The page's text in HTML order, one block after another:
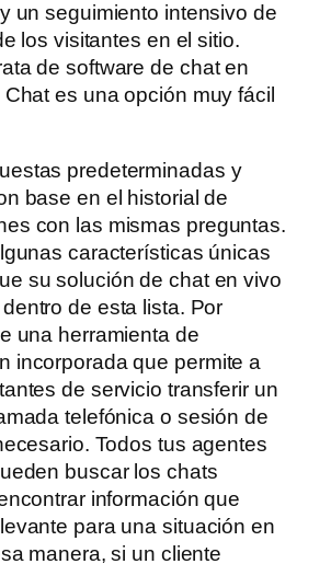
un seguimiento intensivo de
los visitantes en el sitio.
de software de chat en
es una opción muy fácil
predeterminadas y
base en el historial de
con las mismas preguntas.
características únicas
su solución de chat en vivo
de esta lista. Por
una herramienta de
incorporada que permite a
de servicio transferir un
telefónica o sesión de
Todos tus agentes
buscar los chats
información que
para una situación en
manera, si un cliente